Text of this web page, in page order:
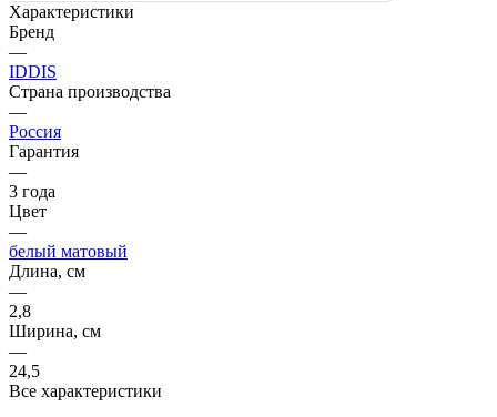
Характеристики
Бренд
—
IDDIS
Страна производства
—
Россия
Гарантия
—
3 года
Цвет
—
белый матовый
Длина, см
—
2,8
Ширина, см
—
24,5
Все характеристики